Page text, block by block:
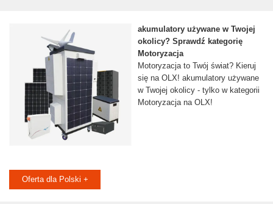
akumulatory używane w Twojej
okolicy? Sprawdź kategorię
Motoryzacja
Motoryzacja to Twój świat? Kieruj
się na OLX! akumulatory używane
w Twojej okolicy - tylko w kategorii
Motoryzacja na OLX!
Oferta dla Polski +